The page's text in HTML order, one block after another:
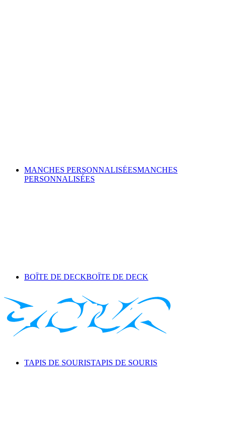
MANCHES PERSONNALISÉESMANCHES
PERSONNALISÉES
BOÎTE DE DECKBOÎTE DE DECK
TAPIS DE SOURISTAPIS DE SOURIS